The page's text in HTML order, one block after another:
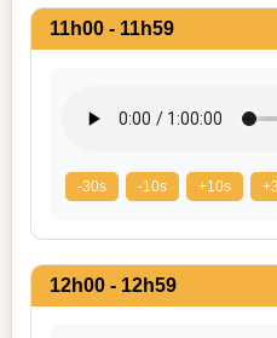
11h00 - 11h59
-30s -10s +10s
12h00 - 12h59